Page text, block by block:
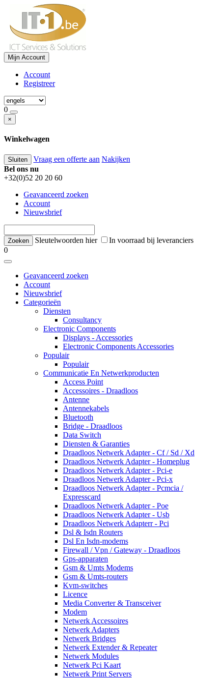
Mijn Account
Account
Registreer
0
×
Winkelwagen
Sluiten Vraag een offerte aan Nakijken
Bel ons nu
+32(0)52 20 20 60
Geavanceerd zoeken
Account
Nieuwsbrief
Sleutelwoorden hier
In voorraad bij leveranciers
0
Geavanceerd zoeken
Account
Nieuwsbrief
Categorieën
Diensten
Consultancy
Electronic Components
Displays - Accessories
Electronic Components Accessories
Populair
Populair
Communicatie En Netwerkproducten
Access Point
Accessoires - Draadloos
Antenne
Antennekabels
Bluetooth
Bridge - Draadloos
Data Switch
Diensten & Garanties
Draadloos Netwerk Adapter - Cf / Sd / Xd
Draadloos Netwerk Adapter - Homeplug
Draadloos Netwerk Adapter - Pci-e
Draadloos Netwerk Adapter - Pci-x
Draadloos Netwerk Adapter - Pcmcia /
Expresscard
Draadloos Netwerk Adapter - Poe
Draadloos Netwerk Adapter - Usb
Draadloos Netwerk Adapterr - Pci
Dsl & Isdn Routers
Dsl En Isdn-modems
Firewall / Vpn / Gateway - Draadloos
Gps-apparaten
Gsm & Umts Modems
Gsm & Umts-routers
Kvm-switches
Licence
Media Converter & Transceiver
Modem
Netwerk Accessoires
Netwerk Adapters
Netwerk Bridges
Netwerk Extender & Repeater
Netwerk Modules
Netwerk Pci Kaart
Netwerk Print Servers